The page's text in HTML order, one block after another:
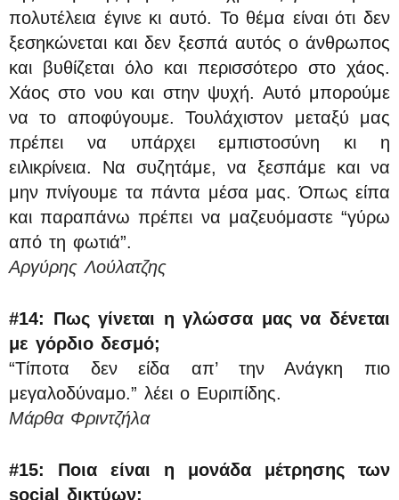
πολυτέλεια έγινε κι αυτό. Το θέμα είναι ότι δεν
ξεσηκώνεται και δεν ξεσπά αυτός ο άνθρωπος
και βυθίζεται όλο και περισσότερο στο χάος.
Χάος στο νου και στην ψυχή. Αυτό μπορούμε
να το αποφύγουμε. Τουλάχιστον μεταξύ μας
πρέπει να υπάρχει εμπιστοσύνη κι η
ειλικρίνεια. Να συζητάμε, να ξεσπάμε και να
μην πνίγουμε τα πάντα μέσα μας. Όπως είπα
και παραπάνω πρέπει να μαζευόμαστε “γύρω
από τη φωτιά”.
Αργύρης Λούλατζης
#14: Πως γίνεται η γλώσσα μας να δένεται
με γόρδιο δεσμό;
“Τίποτα δεν είδα απ’ την Ανάγκη πιο
μεγαλοδύναμο.” λέει ο Ευριπίδης.
Μάρθα Φριντζήλα
#15: Ποια είναι η μονάδα μέτρησης των
social δικτύων;